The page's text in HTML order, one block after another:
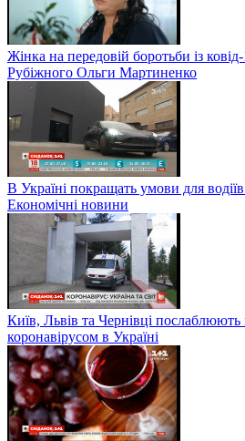
Жінка на передовій боротьби із ковід-
Рубіжного Ольги Мартиненко
В Україні покращать умови для
Економічні новини
Київ, Львів та Чернівці послаблюють
коронавірусом в Україні